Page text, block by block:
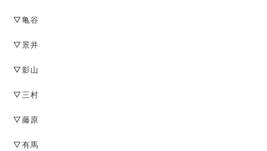
▽亀谷
▽景井
▽影山
▽三村
▽藤原
▽有馬